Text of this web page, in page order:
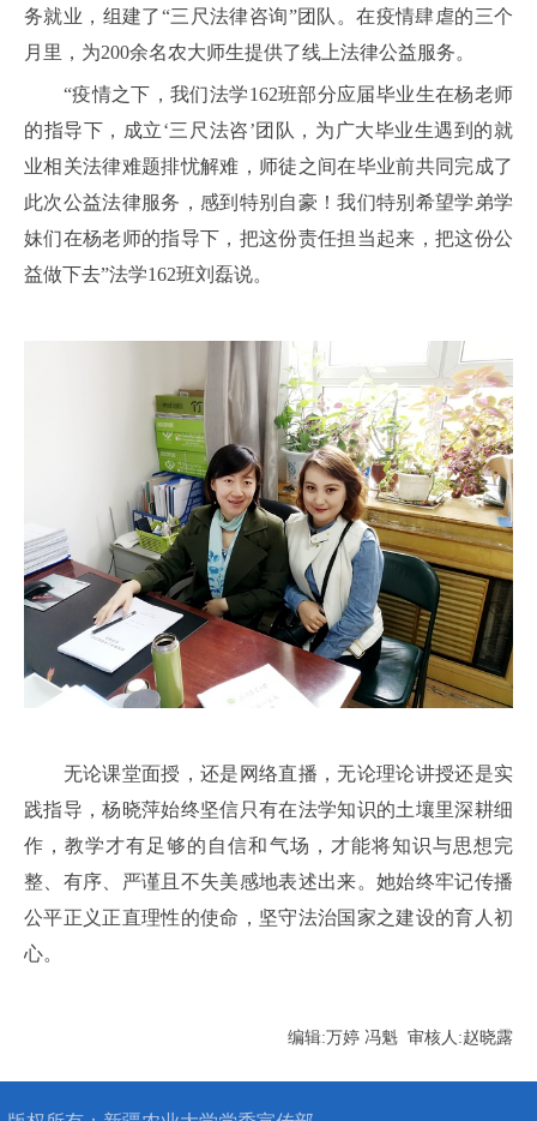
务就业，组建了“三尺法律咨询”团队。在疫情肆虐的三个
月里，为200余名农大师生提供了线上法律公益服务。
“疫情之下，我们法学162班部分应届毕业生在杨老师
的指导下，成立‘三尺法咨’团队，为广大毕业生遇到的就
业相关法律难题排忧解难，师徒之间在毕业前共同完成了
此次公益法律服务，感到特别自豪！我们特别希望学弟学
妹们在杨老师的指导下，把这份责任担当起来，把这份公
益做下去”法学162班刘磊说。
无论课堂面授，还是网络直播，无论理论讲授还是实
践指导，杨晓萍始终坚信只有在法学知识的土壤里深耕细
作，教学才有足够的自信和气场，才能将知识与思想完
整、有序、严谨且不失美感地表述出来。她始终牢记传播
公平正义正直理性的使命，坚守法治国家之建设的育人初
心。
编辑:万婷 冯魁 审核人:赵晓露